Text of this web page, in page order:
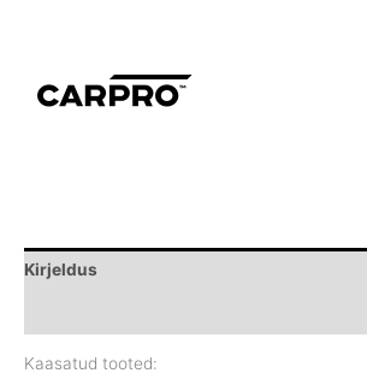
Kirjeldus
Kaasatud tooted: